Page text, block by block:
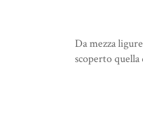
Da mezza
scoperto quella